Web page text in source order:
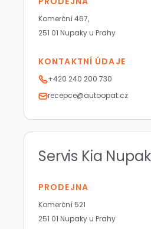
Komerční 467,
251 01 Nupaky u Prahy
KONTAKTNÍ ÚDAJE
+420 240 200 730
recepce@autoopat.cz
Servis Kia
PRODEJNA
Komerční 521
251 01 Nupaky u Prahy